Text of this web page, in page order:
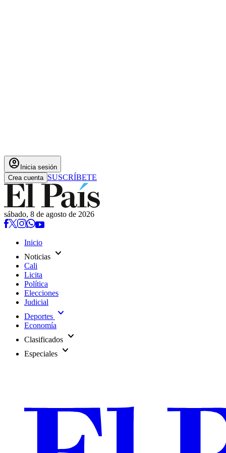
account_circle Inicia sesión
Crea cuenta SUSCRÍBETE
sábado, 8 de agosto de 2026
Inicio
Noticias expand_more
Cali
Licita
Política
Elecciones
Judicial
Deportes expand_more
Economía
Clasificados expand_more
Especiales expand_more